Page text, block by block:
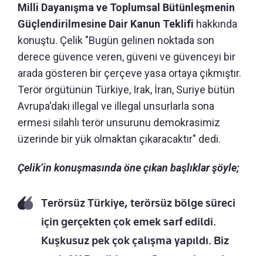
Milli Dayanışma ve Toplumsal Bütünleşmenin
Güçlendirilmesine Dair Kanun Teklifi hakkında
konuştu. Çelik "Bugün gelinen noktada son
derece güvence veren, güveni ve güvenceyi bir
arada gösteren bir çerçeve yasa ortaya çıkmıştır.
Terör örgütünün Türkiye, Irak, İran, Suriye bütün
Avrupa'daki illegal ve illegal unsurlarla sona
ermesi silahlı terör unsurunu demokrasimiz
üzerinde bir yük olmaktan çıkaracaktır" dedi.
Çelik’in konuşmasında öne çıkan başlıklar şöyle;
Terörsüz Türkiye, terörsüz bölge süreci
için gerçekten çok emek sarf edildi.
Kuşkusuz pek çok çalışma yapıldı. Biz